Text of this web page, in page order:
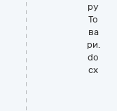
ру
То
ва
ри.
do
cx